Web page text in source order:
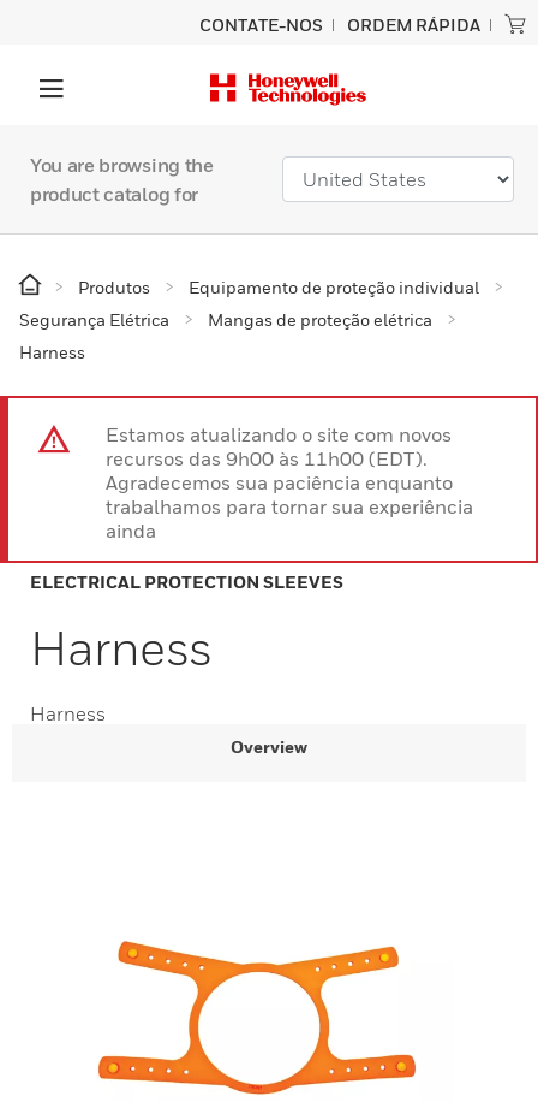
CONTATE-NOS ORDEM RÁPIDA
You are browsing the
product catalog for
Produtos
Equipamento de proteção individual
Segurança Elétrica
Mangas de proteção elétrica
Harness
Estamos atualizando o site com novos
recursos das 9h00 às 11h00 (EDT).
Agradecemos sua paciência enquanto
trabalhamos para tornar sua experiência
ainda
ELECTRICAL PROTECTION SLEEVES
Harness
Harness
Overview